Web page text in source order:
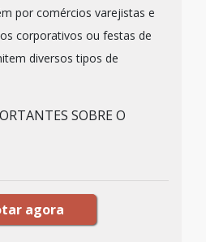
por comércios varejistas e
corporativos ou festas de
diversos tipos de
SOBRE O
agora